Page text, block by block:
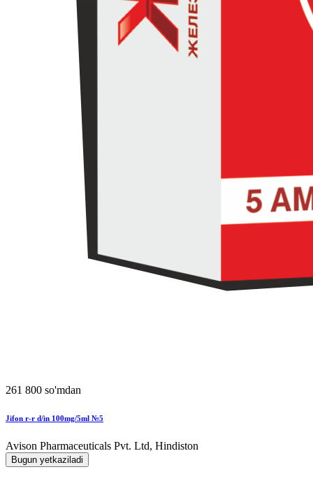
261 800 so'mdan
Jifon r-r d/in 100mg/5ml №5
Avison Pharmaceuticals Pvt. Ltd, Hindiston
Bugun yetkaziladi